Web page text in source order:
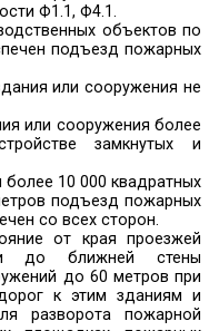
для отделки и
рабочие
и
в
и буфетах (пункт
в зрелищных и
4.13130.2013);
наружных
и